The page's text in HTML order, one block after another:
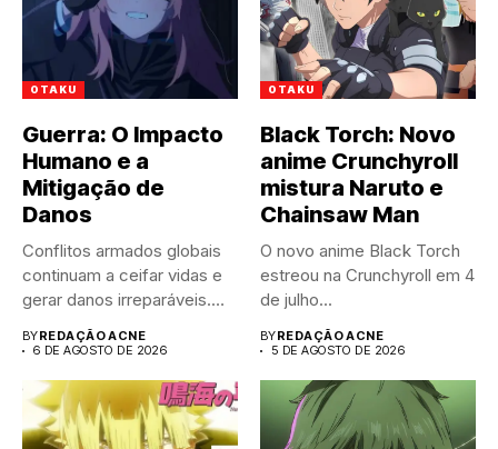
OTAKU
Guerra: O Impacto
Humano e a
Mitigação de
Danos
Conflitos armados globais
continuam a ceifar vidas e
gerar danos irreparáveis.
BYREDAÇÃO ACNE
6 DE AGOSTO DE 2026
OTAKU
Black Torch: Novo
anime Crunchyroll
mistura Naruto e
Chainsaw Man
O novo anime Black Torch
estreou na Crunchyroll em 4
de julho...
BYREDAÇÃO ACNE
5 DE AGOSTO DE 2026